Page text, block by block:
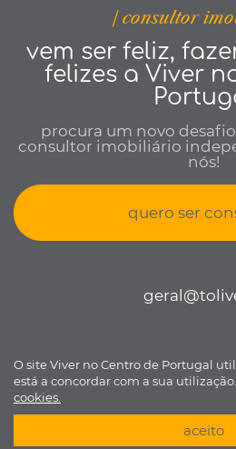
| consultor
vem ser feliz,
felizes a Viver
procura um novo
consultor imobiliário
nós!
quero ser
Viver no Centro de Portugal © todos os
de Privacidade• Livro de reclamações
O site Viver no Centro de Portugal
está a concordar com a sua utilização.
cookies.
aceito